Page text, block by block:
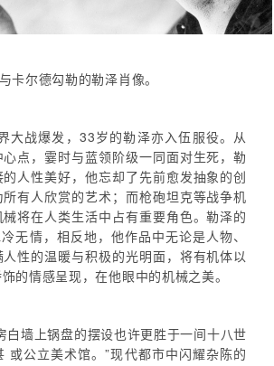
卡尔德勾勒的勒泽肖像。
大战爆发，33岁的勒泽亦入伍服役。从
点，霎时与蓝领阶级一同面对生死，勒
人性美好，他忘却了先前愈发抽象的创
有人欣赏的艺术；而枪砲坦克等战争机
将在人类生活中占有重要角色。勒泽的
无情，相反地，他作品中无论是人物、
性的温暖与积极的光明面，将有机体以
的情感呈现，在他眼中的机械之美。
白墙上锅盘的摆设也许更胜于一间十八世
或公立美术馆。”现代都市中闪耀杂陈的